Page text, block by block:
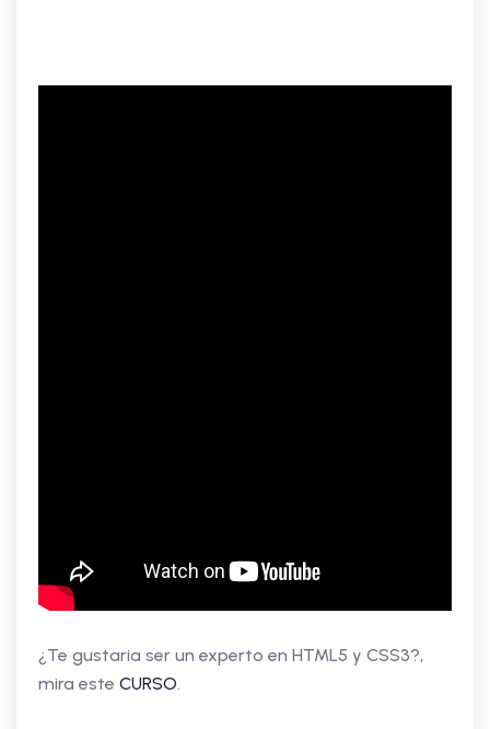
¿Te gustaria ser un experto en HTML5 y CSS3?,
mira este CURSO.